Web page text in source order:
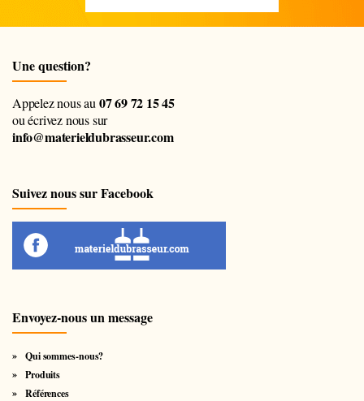
Une question?
Appelez nous au 07 69 72 15 45
ou écrivez nous sur
info@materieldubrasseur.com
Suivez nous sur Facebook
Envoyez-nous un message
Qui sommes-nous?
Produits
Références